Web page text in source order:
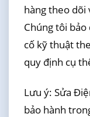
hàng theo dõi
Chúng tôi bảo
cố kỹ thuật
quy định cụ
Lưu ý: Sửa
bảo hành